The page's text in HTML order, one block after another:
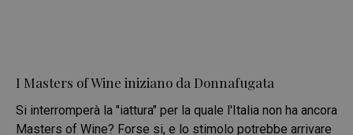
I Masters of Wine iniziano da Donnafugata
Si interromperà la "iattura" per la quale l'Italia non ha ancora
Masters of Wine? Forse si, e lo stimolo potrebbe arrivare